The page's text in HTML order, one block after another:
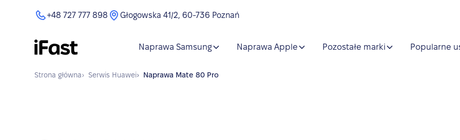
+48 727 777 898 Głogowska 41/2, 60-736 Poznań
Naprawa Samsung Naprawa Apple Pozostałe marki Popularne
Strona główna› Serwis Huawei› Naprawa Mate 80 Pro